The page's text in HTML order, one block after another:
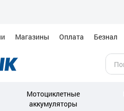
Магазины Оплата Безнал
Мотоциклетные
аккумуляторы